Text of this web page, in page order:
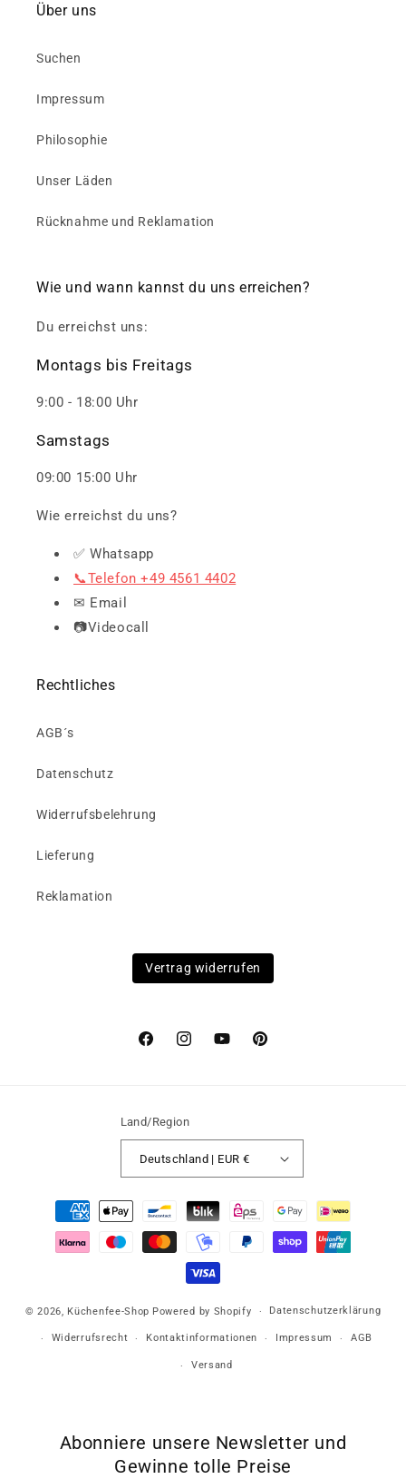
Über uns
Suchen
Impressum
Philosophie
Unser Läden
Rücknahme und Reklamation
Wie und wann kannst du uns erreichen?
Du erreichst uns:
Montags bis Freitags
9:00 - 18:00 Uhr
Samstags
09:00 15:00 Uhr
Wie erreichst du uns?
✅ Whatsapp
📞Telefon +49 4561 4402
✉ Email
📷Videocall
Rechtliches
AGB´s
Datenschutz
Widerrufsbelehrung
Lieferung
Reklamation
Vertrag widerrufen
FacebookInstagramYouTubePinterest
Land/Region
Deutschland | EUR €
Zahlungsmethoden
© 2026, Küchenfee-Shop Powered by Shopify Datenschutzerklärung
Widerrufsrecht Kontaktinformationen Impressum AGB
Versand
Abonniere unsere Newsletter und
Gewinne tolle Preise